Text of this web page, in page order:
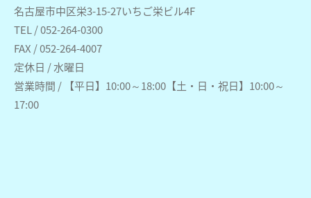
名古屋市中区栄3-15-27いちご栄ビル4F
TEL / 052-264-0300
FAX / 052-264-4007
定休日 / 水曜日
営業時間 / 【平日】10:00～18:00【土・日・祝日】10:00～
17:00